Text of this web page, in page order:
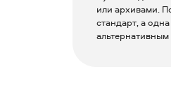
или архивами.
стандарт, а